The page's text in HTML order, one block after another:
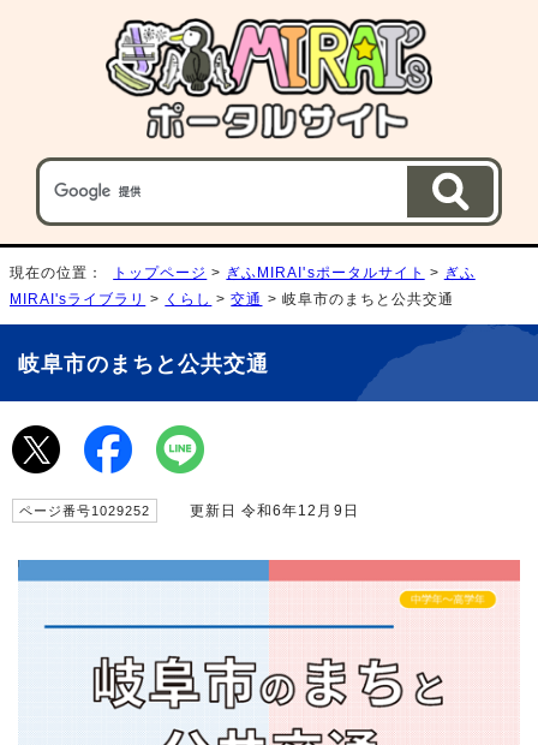
現在の位置： トップページ > ぎふMIRAI'sポータルサイト > ぎふ
MIRAI'sライブラリ > くらし >交通 > 岐阜市のまちと公共交通
岐阜市のまちと公共交通
ページ番号1029252 更新日 令和6年12月9日